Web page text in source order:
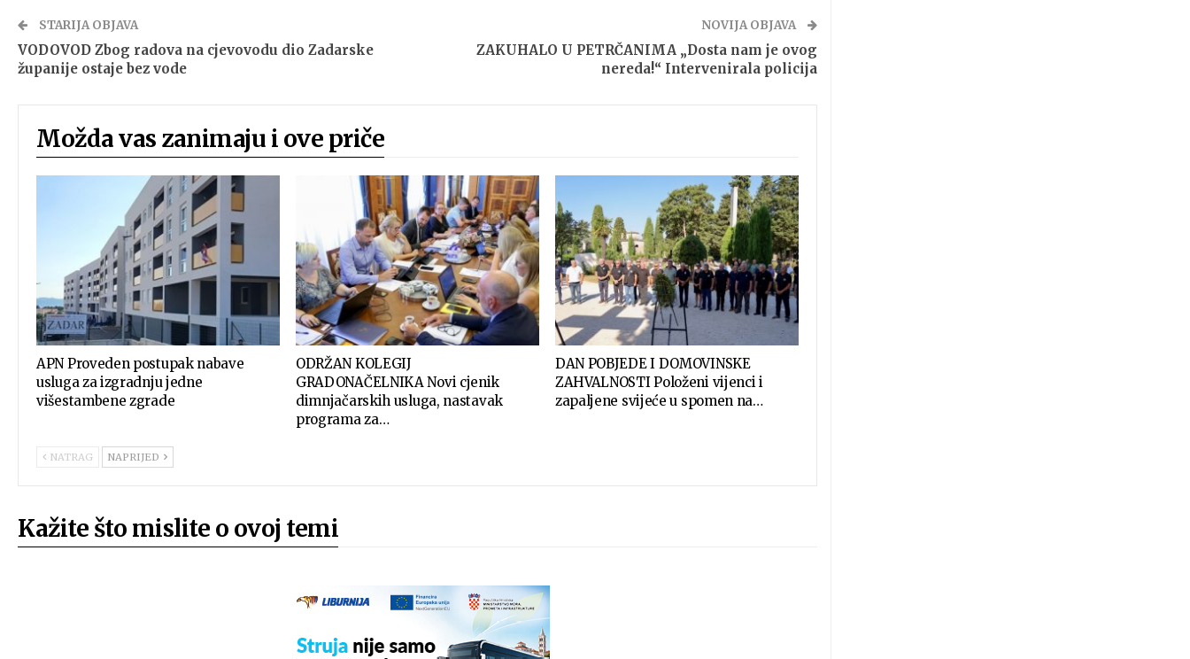
STARIJA OBJAVA
VODOVOD Zbog radova na cjevovodu dio Zadarske
županije ostaje bez vode
NOVIJA OBJAVA
ZAKUHALO U PETRČANIMA „Dosta nam je ovog
nereda!“ Intervenirala policija
Možda vas zanimaju i ove priče
APN Proveden postupak nabave
usluga za izgradnju jedne
višestambene zgrade
ODRŽAN KOLEGIJ
GRADONAČELNIKA Novi cjenik
dimnjačarskih usluga, nastavak
programa za…
DAN POBJEDE I DOMOVINSKE
ZAHVALNOSTI Položeni vijenci i
zapaljene svijeće u spomen na…
NATRAG NAPRIJED
Kažite što mislite o ovoj temi